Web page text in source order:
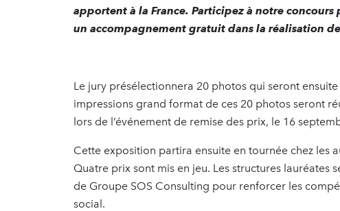
apportent à la France. Participez à notre
un accompagnement gratuit dans la réalisation
Le jury présélectionnera 20 photos qui seront
impressions grand format de ces 20 photos seront
lors de l’événement de remise des prix, le 16
Cette exposition partira ensuite en tournée chez les
Quatre prix sont mis en jeu. Les structures
de Groupe SOS Consulting pour renforcer les
social.